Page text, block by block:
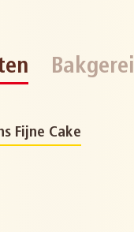
Bakgerei
Fijne Cake